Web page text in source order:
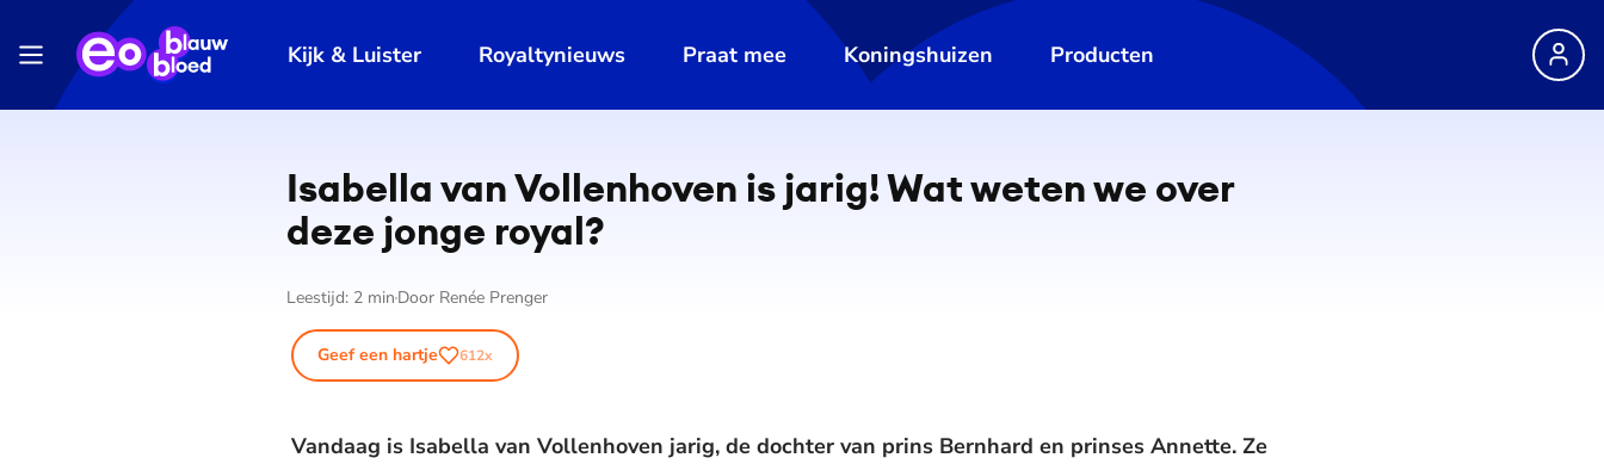
Kijk & Luister Royaltynieuws Praat mee Koningshuizen Producten
Isabella van Vollenhoven is jarig! Wat weten we over
deze jonge royal?
Leestijd: 2 min Door Renée Prenger
Geef een hartje 612x
Vandaag is Isabella van Vollenhoven jarig, de dochter van prins Bernhard en prinses Annette. Ze